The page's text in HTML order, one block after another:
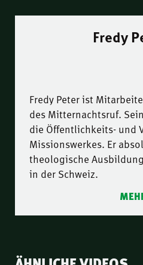
Fredy
Fredy Peter ist
des Mitternachtsruf.
die Öffentlichkeits- und
Missionswerkes. Er
theologische
in der Schweiz.